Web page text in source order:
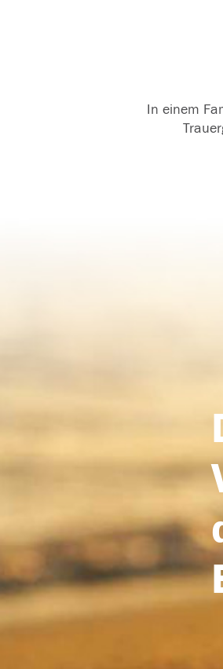
In einem